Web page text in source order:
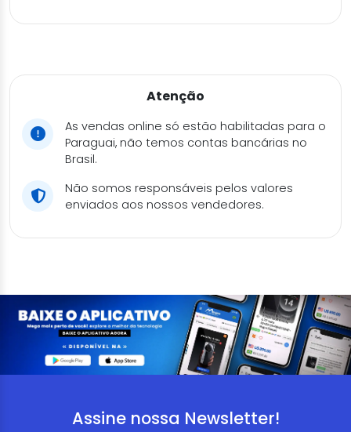
Atenção
As vendas online só estão habilitadas para o
Paraguai, não temos contas bancárias no
Brasil.
Não somos responsáveis pelos valores
enviados aos nossos vendedores.
Assine nossa Newsletter!